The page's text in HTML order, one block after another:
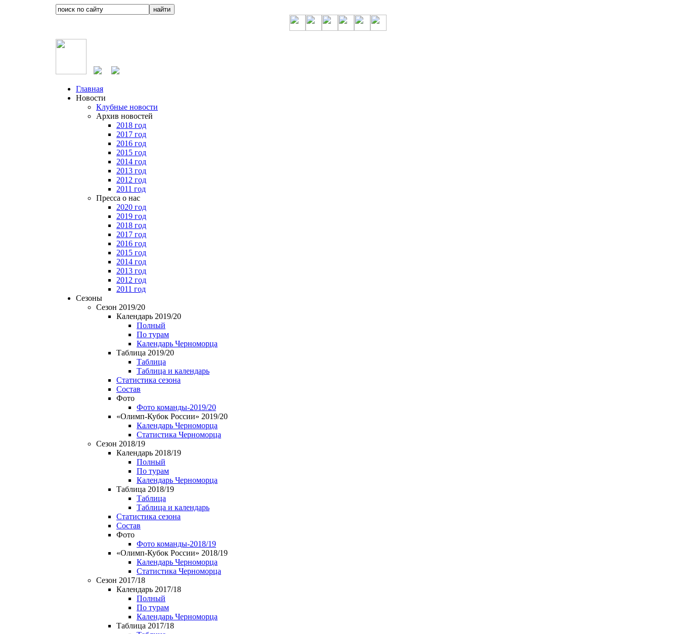
Главная
Новости
Клубные новости
Архив новостей
2018 год
2017 год
2016 год
2015 год
2014 год
2013 год
2012 год
2011 год
Пресса о нас
2020 год
2019 год
2018 год
2017 год
2016 год
2015 год
2014 год
2013 год
2012 год
2011 год
Сезоны
Сезон 2019/20
Календарь 2019/20
Полный
По турам
Календарь Черноморца
Таблица 2019/20
Таблица
Таблица и календарь
Статистика сезона
Состав
Фото
Фото команды-2019/20
«Олимп-Кубок России» 2019/20
Календарь Черноморца
Статистика Черноморца
Сезон 2018/19
Календарь 2018/19
Полный
По турам
Календарь Черноморца
Таблица 2018/19
Таблица
Таблица и календарь
Статистика сезона
Состав
Фото
Фото команды-2018/19
«Олимп-Кубок России» 2018/19
Календарь Черноморца
Статистика Черноморца
Сезон 2017/18
Календарь 2017/18
Полный
По турам
Календарь Черноморца
Таблица 2017/18